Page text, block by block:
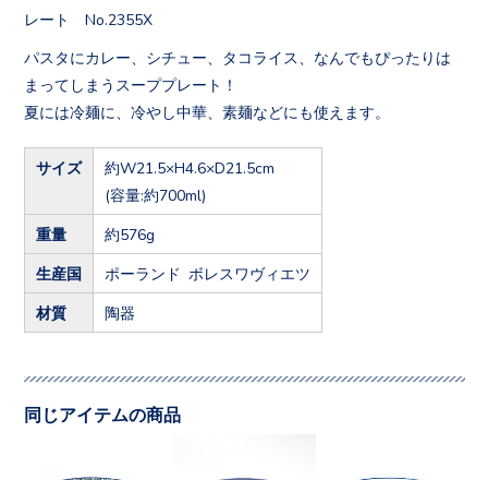
レート No.2355X
パスタにカレー、シチュー、タコライス、なんでもぴったりは
まってしまうスーププレート！
夏には冷麺に、冷やし中華、素麺などにも使えます。
サイズ
約W21.5×H4.6×D21.5cm
(容量:約700ml)
重量 約576g
生産国 ポーランド ボレスワヴィエツ
材質 陶器
同じアイテムの商品